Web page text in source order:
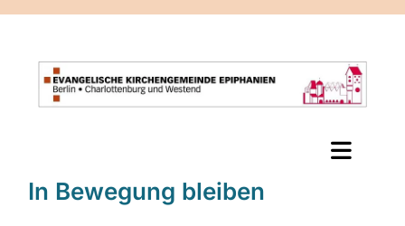
In Bewegung bleiben